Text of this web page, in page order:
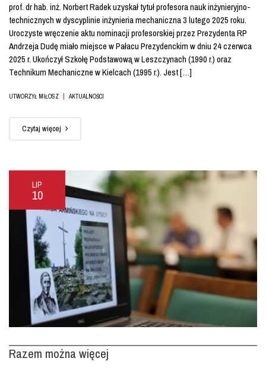
prof. dr hab. inż. Norbert Radek uzyskał tytuł profesora nauk inżynieryjno-
technicznych w dyscyplinie inżynieria mechaniczna 3 lutego 2025 roku.
Uroczyste wręczenie aktu nominacji profesorskiej przez Prezydenta RP
Andrzeja Dudę miało miejsce w Pałacu Prezydenckim w dniu 24 czerwca
2025 r. Ukończył Szkołę Podstawową w Leszczynach (1990 r.) oraz
Technikum Mechaniczne w Kielcach (1995 r.). Jest […]
UTWORZYŁ MIŁOSZ | AKTUALNOŚCI
Czytaj więcej
LIP
10
Razem można więcej